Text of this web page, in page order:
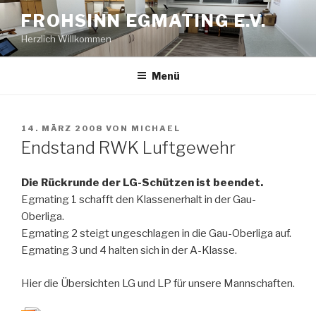
Zum
Inhalt
springen
FROHSINN EGMATING E.V.
Herzlich Willkommen
Menü
VERÖFFENTLICHT
AM
14. MÄRZ 2008 VON MICHAEL
Endstand RWK Luftgewehr
Die Rückrunde der LG-Schützen ist beendet.
Egmating 1 schafft den Klassenerhalt in der Gau-
Oberliga.
Egmating 2 steigt ungeschlagen in die Gau-Oberliga auf.
Egmating 3 und 4 halten sich in der A-Klasse.
Hier die Übersichten LG und LP für unsere Mannschaften.